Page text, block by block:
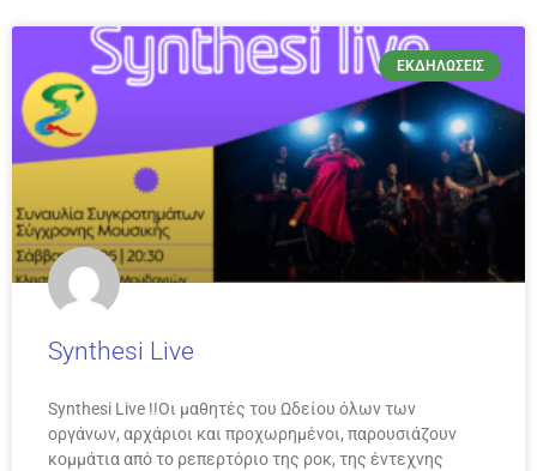
ΕΚΔΗΛΏΣΕΙΣ
Synthesi Live
Synthesi Live !!Οι μαθητές του Ωδείου όλων των
οργάνων, αρχάριοι και προχωρημένοι, παρουσιάζουν
κομμάτια από το ρεπερτόριο της ροκ, της έντεχνης